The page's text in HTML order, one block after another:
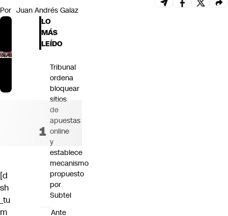
Por Juan Andrés Galaz
[d
sh
_tu
m
LO
MÁS
LEÍDO
Tribunal
ordena
bloquear
sitios
de
apuestas
online
y
establece
mecanismo
propuesto
por
Subtel
Ante